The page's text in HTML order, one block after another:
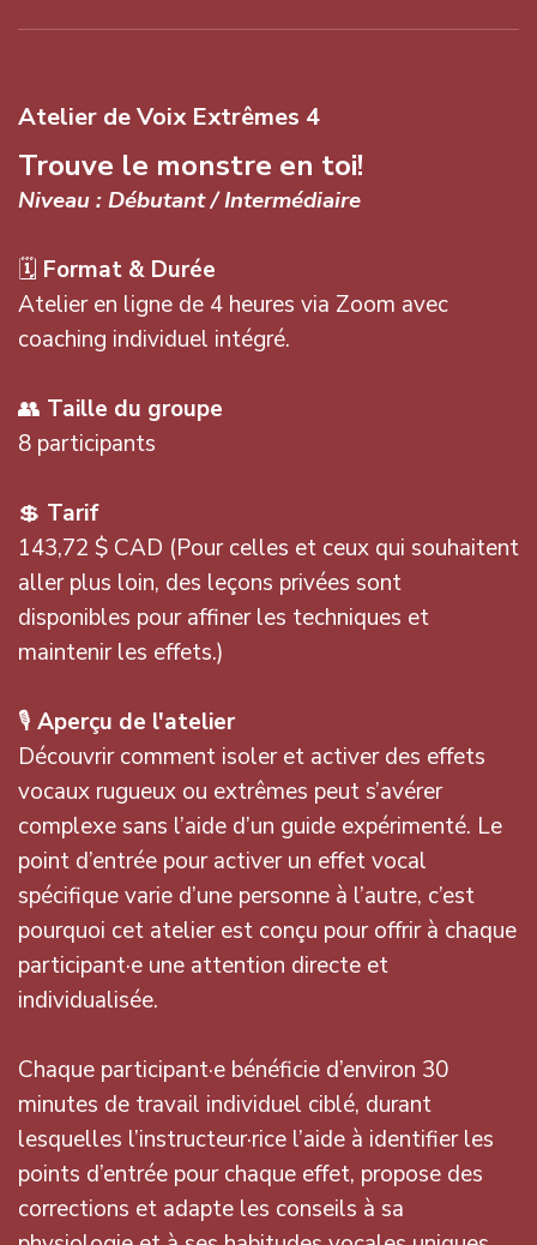
Atelier de Voix Extrêmes 4
Trouve le monstre en toi!
Niveau : Débutant / Intermédiaire
🗓 Format & Durée
Atelier en ligne de 4 heures via Zoom avec
coaching individuel intégré.
👥 Taille du groupe
8 participants
💲 Tarif
143,72 $ CAD (Pour celles et ceux qui souhaitent
aller plus loin, des leçons privées sont
disponibles pour affiner les techniques et
maintenir les effets.)
🎙️ Aperçu de l'atelier
Découvrir comment isoler et activer des effets
vocaux rugueux ou extrêmes peut s’avérer
complexe sans l’aide d’un guide expérimenté. Le
point d’entrée pour activer un effet vocal
spécifique varie d’une personne à l’autre, c’est
pourquoi cet atelier est conçu pour offrir à chaque
participant·e une attention directe et
individualisée.
Chaque participant·e bénéficie d’environ 30
minutes de travail individuel ciblé, durant
lesquelles l’instructeur·rice l’aide à identifier les
points d’entrée pour chaque effet, propose des
corrections et adapte les conseils à sa